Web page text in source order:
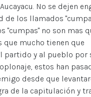
No se dejen
los llamados
"cumpas" no son mas
que mucho tienen que
partido y al pueblo por
estos han
desde que
de la capitulación y